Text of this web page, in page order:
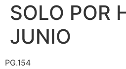
SOLO POR
JUNIO
PG.154